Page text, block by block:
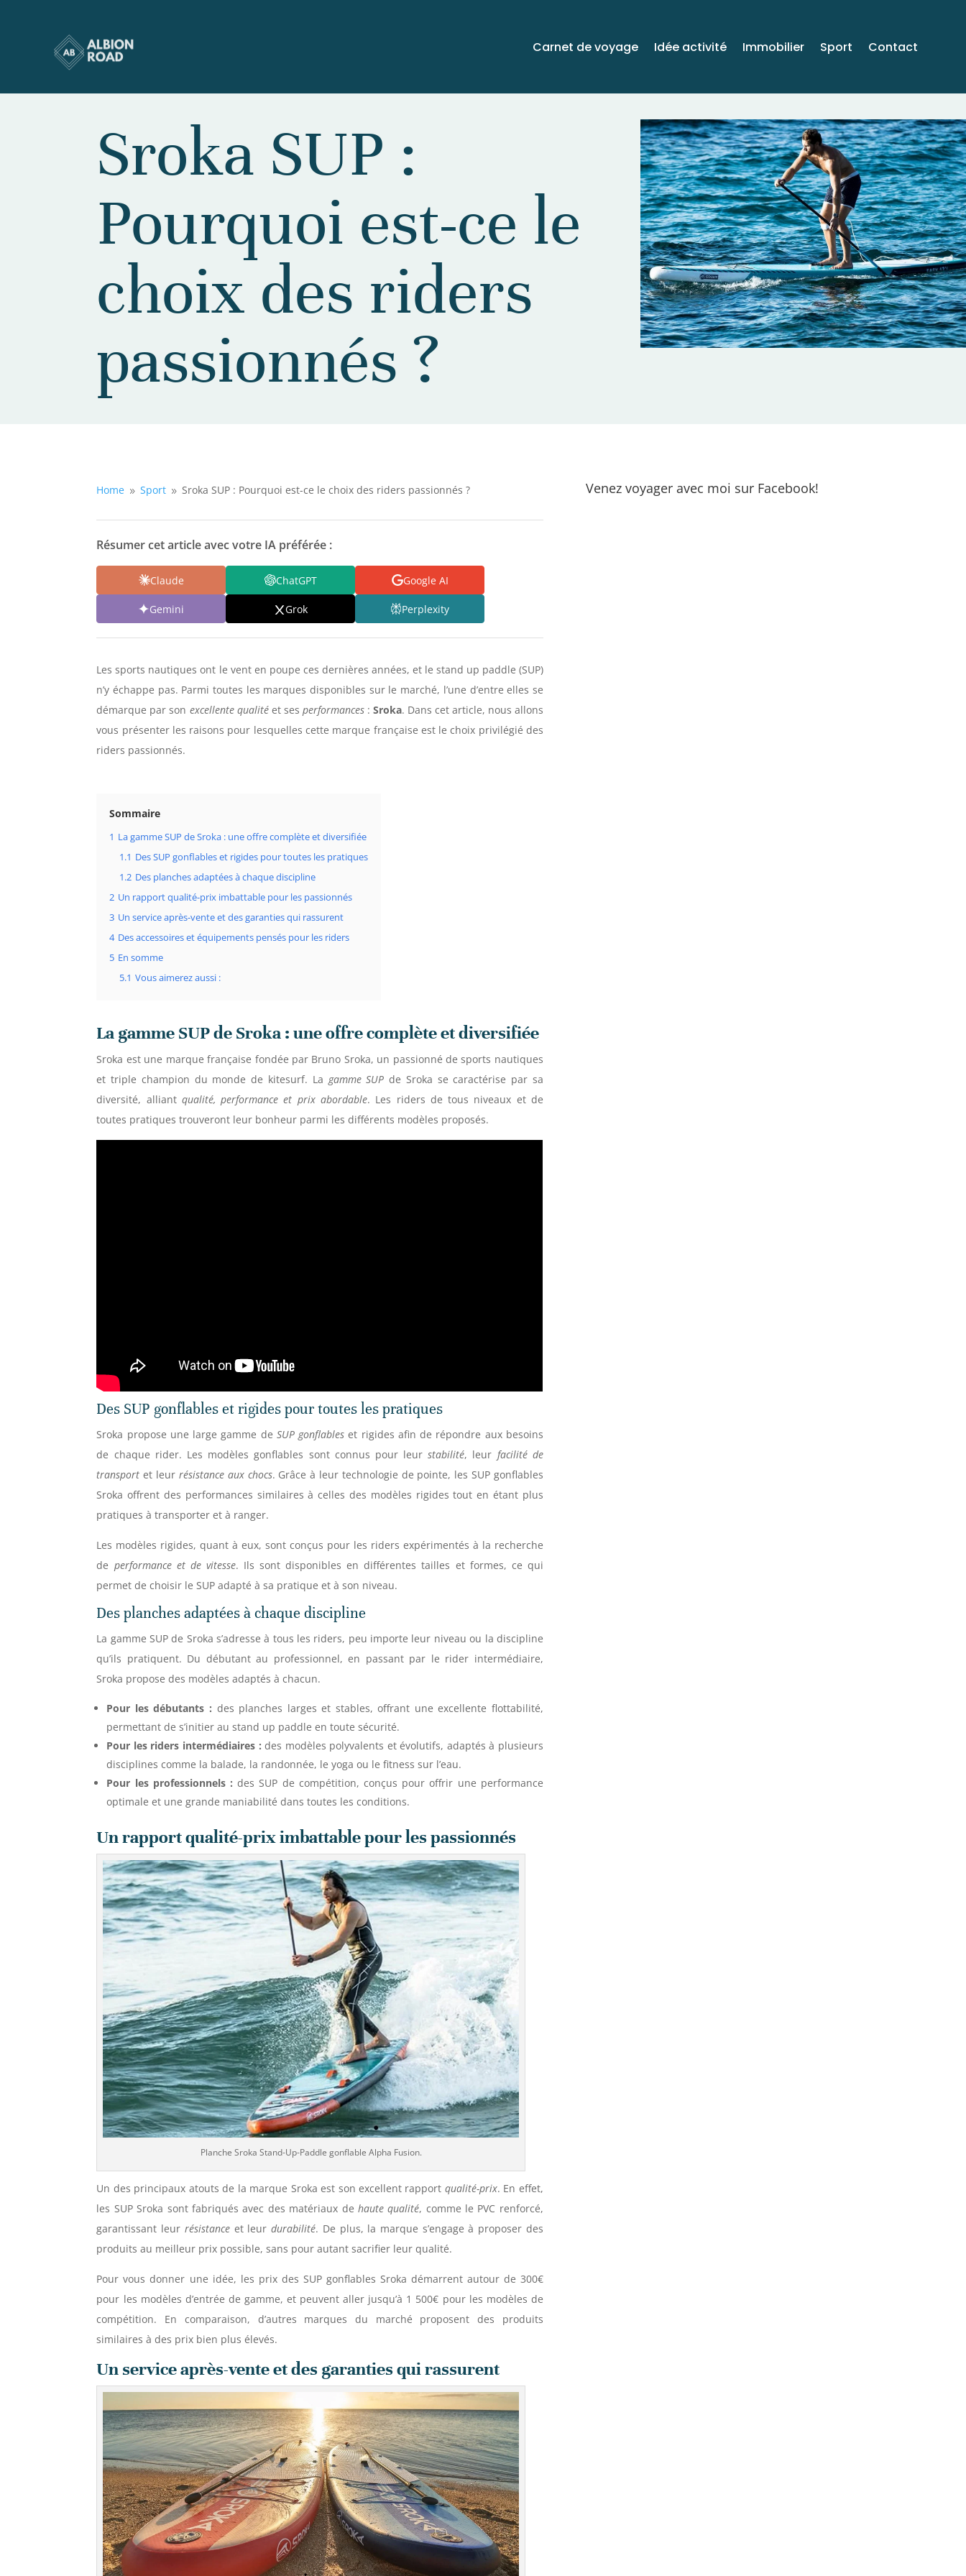
Carnet de voyage Idée activité Immobilier Sport Contact
Sroka SUP :
Pourquoi est-ce le
choix des riders
passionnés ?
Home 9 Sport 9 Sroka SUP : Pourquoi est-ce le choix des riders passionnés ?
Résumer cet article avec votre IA préférée :
Claude ChatGPT Google AI
Gemini Grok Perplexity
Les sports nautiques ont le vent en poupe ces dernières années, et le stand up paddle (SUP)
n’y échappe pas. Parmi toutes les marques disponibles sur le marché, l’une d’entre elles se
démarque par son excellente qualitéet ses performances: Sroka. Dans cet article, nous allons
vous présenter les raisons pour lesquelles cette marque française est le choix privilégié des
riders passionnés.
Sommaire
1 La gamme SUP de Sroka : une offre complète et diversifiée
1.1 Des SUP gonflables et rigides pour toutes les pratiques
1.2 Des planches adaptées à chaque discipline
2 Un rapport qualité-prix imbattable pour les passionnés
3 Un service après-vente et des garanties qui rassurent
4 Des accessoires et équipements pensés pour les riders
5 En somme
5.1 Vous aimerez aussi :
La gamme SUP de Sroka : une offre complète et diversifiée
Sroka est une marque française fondée par Bruno Sroka, un passionné de sports nautiques
et triple champion du monde de kitesurf. La gamme SUP de Sroka se caractérise par sa
diversité, alliant qualité, performance et prix abordable. Les riders de tous niveaux et de
toutes pratiques trouveront leur bonheur parmi les différents modèles proposés.
Des SUP gonflables et rigides pour toutes les pratiques
Sroka propose une large gamme de SUP gonflables et rigides afin de répondre aux besoins
de chaque rider. Les modèles gonflables sont connus pour leurstabilité, leur facilité de
transport et leur résistance aux chocs. Grâce à leur technologie de pointe, les SUP gonflables
Sroka offrent des performances similaires à celles des modèles rigides tout en étant plus
pratiques à transporter et à ranger.
Les modèles rigides, quant à eux, sont conçus pour les riders expérimentés à la recherche
de performance et de vitesse. Ils sont disponibles en différentes tailles et formes, ce qui
permet de choisir le SUP adapté à sa pratique et à son niveau.
Des planches adaptées à chaque discipline
La gamme SUP de Sroka s’adresse à tous les riders, peu importe leur niveau ou la discipline
qu’ils pratiquent. Du débutant au professionnel, en passant par le rider intermédiaire,
Sroka propose des modèles adaptés à chacun.
Pour les débutants : des planches larges et stables, offrant une excellente flottabilité,
permettant de s’initier au stand up paddle en toute sécurité.
Pour les riders intermédiaires : des modèles polyvalents et évolutifs, adaptés à plusieurs
disciplines comme la balade, la randonnée, le yoga ou le fitness sur l’eau.
Pour les professionnels : des SUP de compétition, conçus pour offrir une performance
optimale et une grande maniabilité dans toutes les conditions.
Un rapport qualité-prix imbattable pour les passionnés
Planche Sroka Stand-Up-Paddle gonflable Alpha Fusion.
Un des principaux atouts de la marque Sroka est son excellent rapport qualité-prix. En effet,
les SUP Sroka sont fabriqués avec des matériaux de haute qualité, comme le PVC renforcé,
garantissant leur résistanceet leurdurabilité. De plus, la marque s’engage à proposer des
produits au meilleur prix possible, sans pour autant sacrifier leur qualité.
Pour vous donner une idée, les prix des SUP gonflables Sroka démarrent autour de 300€
pour les modèles d’entrée de gamme, et peuvent aller jusqu’à 1 500€ pour les modèles de
compétition. En comparaison, d’autres marques du marché proposent des produits
similaires à des prix bien plus élevés.
Un service après-vente et des garanties qui rassurent
Venez voyager avec moi sur Facebook!